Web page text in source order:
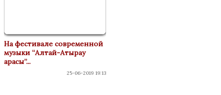
На фестивале современной
музыки “Алтай-Атырау
арасы”...
25-06-2019 19:13